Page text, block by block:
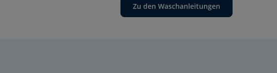
Zu den Waschanleitungen